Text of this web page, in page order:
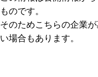
ものです。
そのためこちらの企業
い場合もあります。